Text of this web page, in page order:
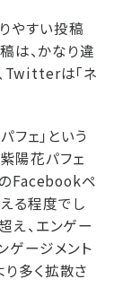
やすい投稿
は、かなり違
Twitterは「ネ
ェ」という
陽花パフェ
Facebookペ
る程度でし
え、エンゲー
ゲージメント
り多く拡散さ